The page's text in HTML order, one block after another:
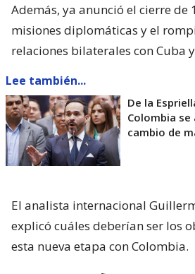
Además, ya anunció el cierre de
misiones diplomáticas y el
relaciones bilaterales con Cuba
Lee también...
De la
Colombia
cambio de
El analista internacional
explicó cuáles deberían ser los
esta nueva etapa con Colombia.